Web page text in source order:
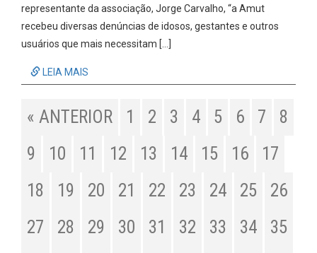
representante da associação, Jorge Carvalho, “a Amut
recebeu diversas denúncias de idosos, gestantes e outros
usuários que mais necessitam […]
LEIA MAIS
« ANTERIOR 1 2 3 4 5 6 7
8
9
10 11 12 13 14 15 16
17
18
19 20 21 22 23 24 25
26
27
28 29 30 31 32 33 34
35